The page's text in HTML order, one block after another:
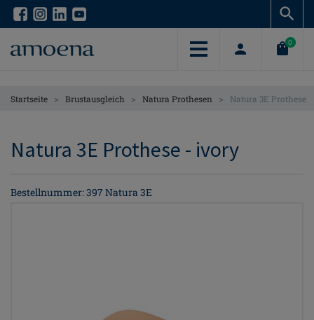
Skip
content
Skip
content
0
Startseite > Brustausgleich > Natura Prothesen > Natura 3E Prothese
Natura 3E Prothese - ivory
Bestellnummer: 397 Natura 3E